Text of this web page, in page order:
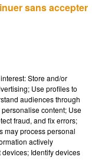
Musique
Store and/or
Use profiles to
audiences through
content; Use
fraud, and fix errors;
may process personal
actively
Identify devices
sans accepter